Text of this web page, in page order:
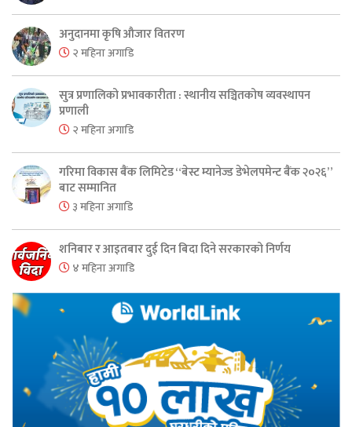
अनुदानमा कृषि औजार वितरण
२ महिना अगाडि
सुत्र प्रणालिको प्रभावकारीता : स्थानीय सञ्चितकोष व्यवस्थापन
प्रणाली
२ महिना अगाडि
गरिमा विकास बैंक लिमिटेड “बेस्ट म्यानेज्ड डेभेलपमेन्ट बैंक २०२६”
बाट सम्मानित
३ महिना अगाडि
शनिबार र आइतबार दुई दिन बिदा दिने सरकारको निर्णय
४ महिना अगाडि